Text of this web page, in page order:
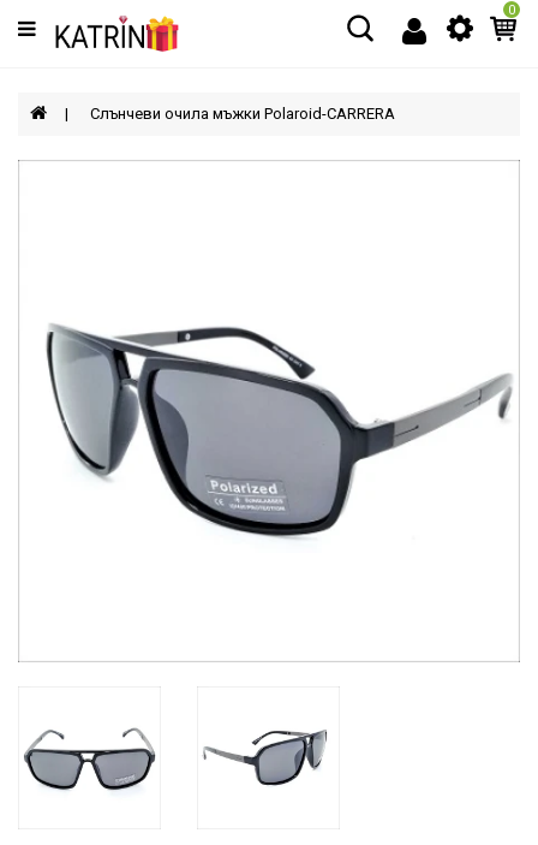
Категории
МЪЖЕ
ЖЕНИ
0
Слънчеви очила мъжки Polaroid-CARRERA